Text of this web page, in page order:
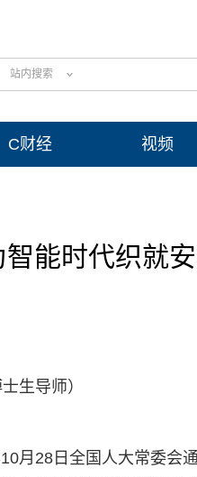
站内搜索
C财经 视频
能时代织就
生导师‌）
月28日全国人大常委会